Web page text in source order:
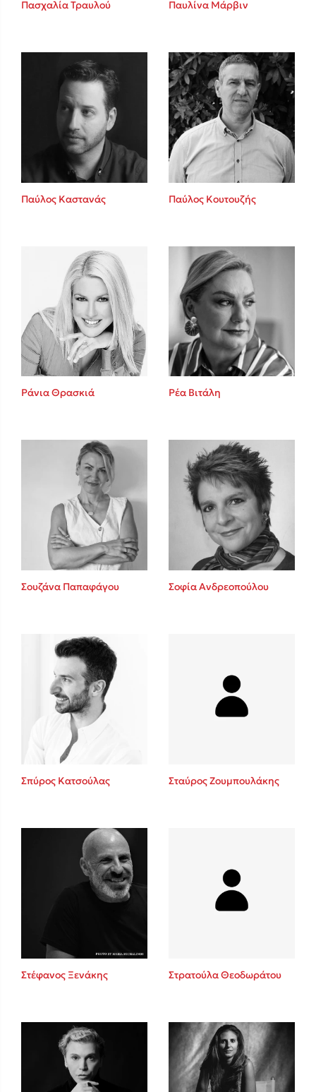
Καθρέφτης
Sebastian Fitzek
Playlist
Στέφανος Ξενάκης
Το λεξικό της ζωής σου
Το λιμάνι μου είσαι εσύ
Ιωάννης Γλωσσόπουλος
Ένας γίγαντας στο σχολείο
Δανάη Δεληγεώργη
Πάνω, κάτω, μπροστά, πίσω
Mel Robbins
Η μέθοδος Αφήστε τους
Φυστίκι ΠουΚυλάει
Παύλος Καστανάς
El Sombrero
Στέφανος Ξενάκης
Πασχαλία Τραυλού Παυλίνα Μάρβιν
Παύλος Καστανάς Παύλος Κουτουζής
Ράνια Θρασκιά Ρέα Βιτάλη
Σουζάνα Παπαφάγου Σοφία Ανδρεοπούλου
Σπύρος Κατσούλας Σταύρος Ζουμπουλάκης
Στέφανος Ξενάκης Στρατούλα Θεοδωράτου